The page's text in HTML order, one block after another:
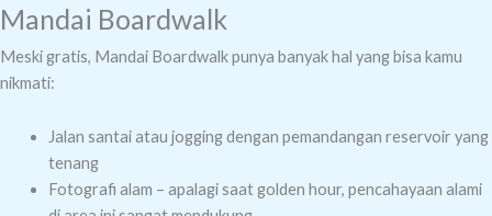
Mandai Boardwalk
Meski gratis, Mandai Boardwalk punya banyak hal yang bisa kamu
nikmati:
Jalan santai atau jogging dengan pemandangan reservoir yang
tenang
Fotografi alam – apalagi saat golden hour, pencahayaan alami